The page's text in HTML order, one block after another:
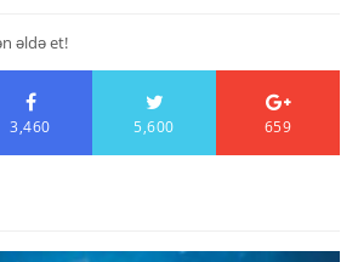
əldə et!
3,460 5,600 659